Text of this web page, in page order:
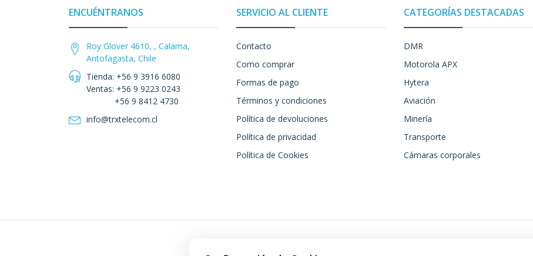
ENCUÉNTRANOS
Roy Glover 4610, , Calama,
Antofagasta, Chile
Tienda: +56 9 3916 6080
Ventas: +56 9 9223 0243
+56 9 8412 4730
info@trxtelecom.cl
SERVICIO AL CLIENTE
Contacto
Como comprar
Formas de pago
Términos y condiciones
Política de devoluciones
Política de privacidad
Política de Cookies
CATEGORÍAS DESTACADAS
DMR
Motorola APX
Hytera
Aviación
Minería
Transporte
Cámaras corporales